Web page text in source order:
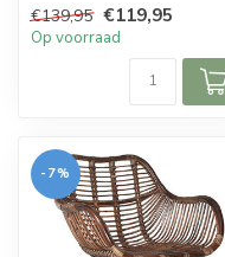
€139,95 €119,95
Op voorraad
-7%